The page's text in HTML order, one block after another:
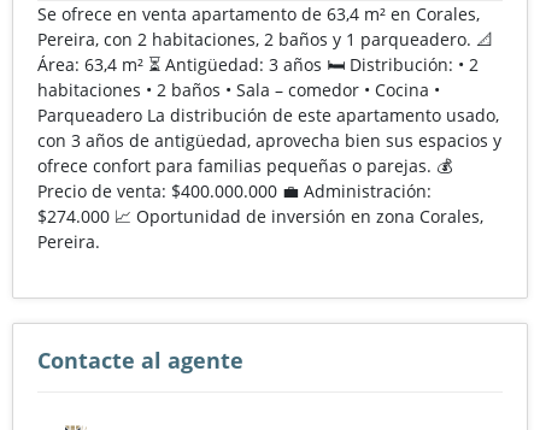
Se ofrece en venta apartamento de 63,4 m² en Corales,
Pereira, con 2 habitaciones, 2 baños y 1 parqueadero. 📐
Área: 63,4 m² ⏳ Antigüedad: 3 años 🛏️ Distribución: • 2
habitaciones • 2 baños • Sala – comedor • Cocina •
Parqueadero La distribución de este apartamento usado,
con 3 años de antigüedad, aprovecha bien sus espacios y
ofrece confort para familias pequeñas o parejas. 💰
Precio de venta: $400.000.000 💼 Administración:
$274.000 📈 Oportunidad de inversión en zona Corales,
Pereira.
Contacte al agente